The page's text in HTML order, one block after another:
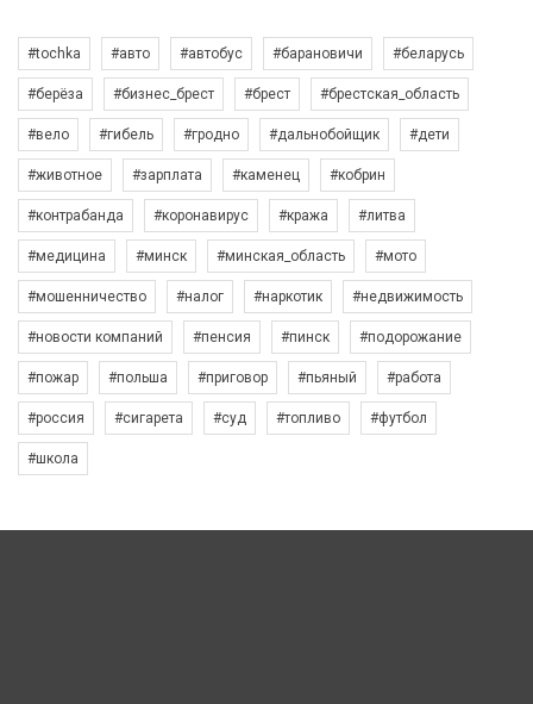
#tochka #авто #автобус #барановичи #беларусь
#берёза #бизнес_брест #брест #брестская_область
#вело #гибель #гродно #дальнобойщик #дети
#животное #зарплата #каменец #кобрин
#контрабанда #коронавирус #кража #литва
#медицина #минск #минская_область #мото
#мошенничество #налог #наркотик #недвижимость
#новости компаний #пенсия #пинск #подорожание
#пожар #польша #приговор #пьяный #работа
#россия #сигарета #суд #топливо #футбол
#школа